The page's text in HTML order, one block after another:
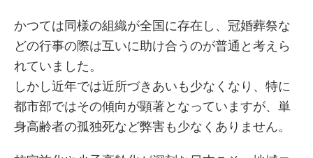
かつては同様の組織が全国に存在し、冠婚葬祭な
どの行事の際は互いに助け合うのが普通と考えら
れていました。
しかし近年では近所づきあいも少なくなり、特に
都市部ではその傾向が顕著となっていますが、単
身高齢者の孤独死など弊害も少なくありません。